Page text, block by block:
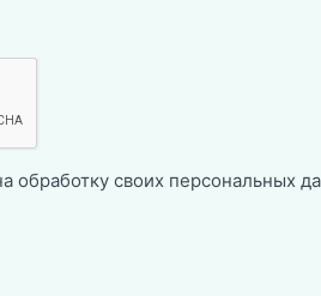
обработку своих персональных